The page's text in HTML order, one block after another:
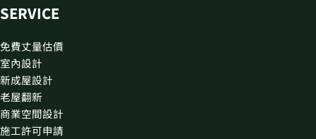
SERVICE
免費丈量估價
室內設計
新成屋設計
老屋翻新
商業空間設計
施工許可申請